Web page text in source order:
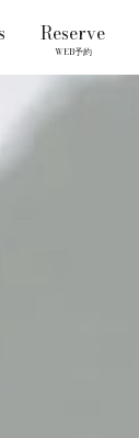
Reserve
WEB予約